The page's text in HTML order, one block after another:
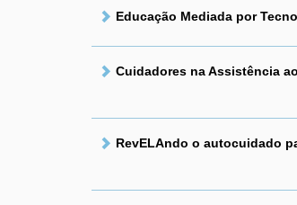
Educação Mediada por
Cuidadores na Assistência
RevELAndo o autocuidado